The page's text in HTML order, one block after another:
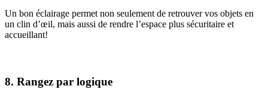
Un bon éclairage permet non seulement de retrouver vos objets en
un clin d’œil, mais aussi de rendre l’espace plus sécuritaire et
accueillant!
8. Rangez par logique